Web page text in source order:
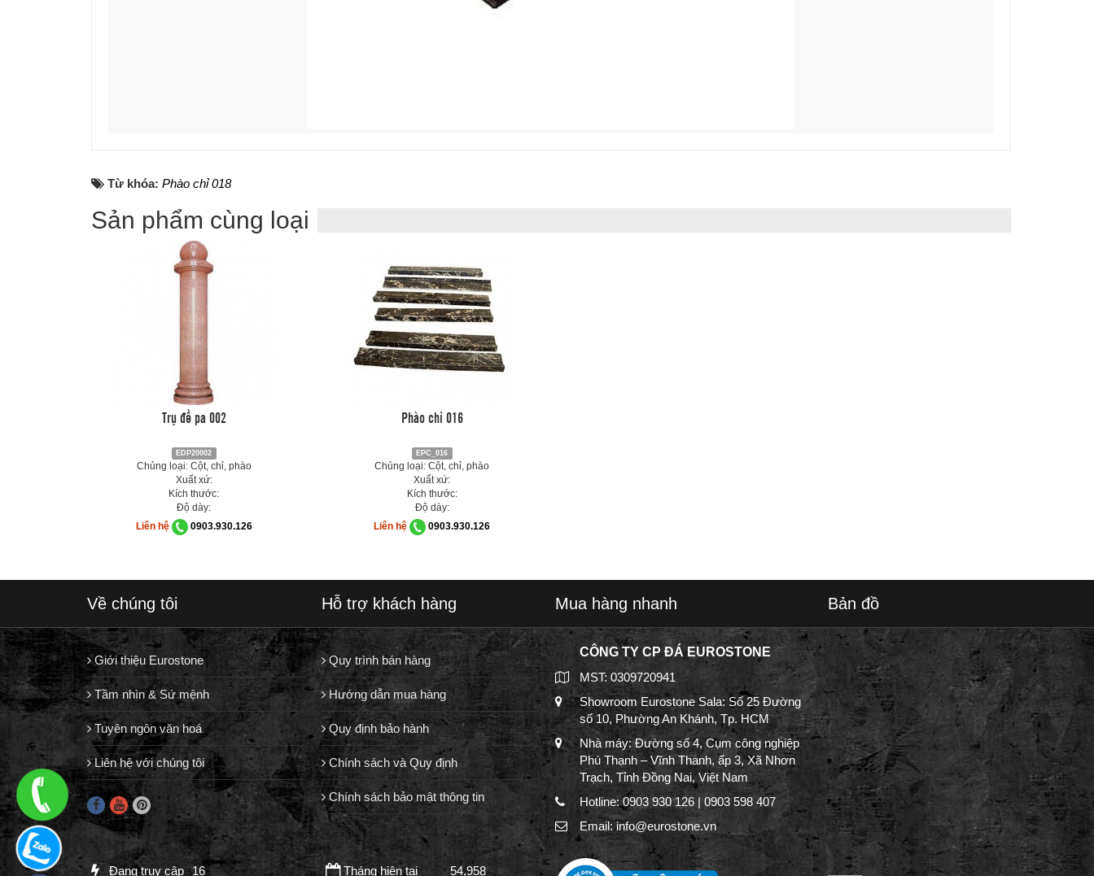
Từ khóa: Phào chỉ 018
Sản phẩm cùng loại
Trụ đề pa 002
EDP20002
Chủng loại: Cột, chỉ, phào
Xuất xứ:
Kích thước:
Độ dày:
Liên hệ
0903.930.126
Phào chỉ 016
EPC_016
Chủng loại: Cột, chỉ, phào
Xuất xứ:
Kích thước:
Độ dày:
Liên hệ
0903.930.126
Về chúng tôi
Giới thiệu Eurostone
Tầm nhìn & Sứ mệnh
Tuyên ngôn văn hoá
Liên hệ với chúng tôi
Hỗ trợ khách hàng
Quy trình bán hàng
Hướng dẫn mua hàng
Quy định bảo hành
Chính sách và Quy định
Chính sách bảo mật thông tin
Mua hàng nhanh
CÔNG TY CP ĐÁ EUROSTONE
MST: 0309720941
Showroom Eurostone Sala: Số 25 Đường
số 10, Phường An Khánh, Tp. HCM
Nhà máy: Đường số 4, Cụm công nghiệp
Phú Thạnh – Vĩnh Thanh, ấp 3, Xã Nhơn
Trạch, Tỉnh Đồng Nai, Việt Nam
Hotline: 0903 930 126 | 0903 598 407
Email: info@eurostone.vn
Bản đồ
Đang truy cập 16 Tháng hiện tại 54,958